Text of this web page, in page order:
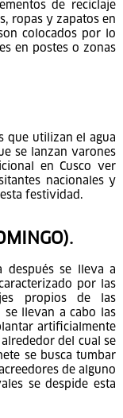
de reciclaje
ropas y zapatos en
colocados por lo
en postes o zonas
que utilizan el agua
se lanzan varones
en Cusco ver
nacionales y
después se lleva a
por las
propios de las
se llevan a cabo las
artificialmente
del cual se
se busca tumbar
de alguno
se despide esta